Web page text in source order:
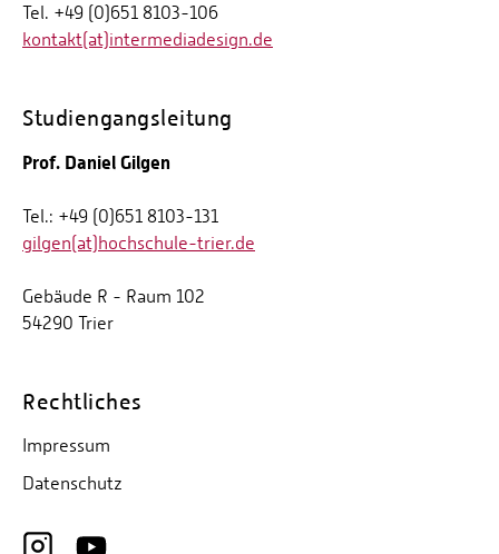
Tel. +49 (0)651 8103-106
kontakt(at)intermediadesign.de
Studiengangsleitung
Prof. Daniel Gilgen
Tel.: +49 (0)651 8103-131
gilgen(at)hochschule-trier.de
Gebäude R - Raum 102
54290 Trier
Rechtliches
Impressum
Datenschutz